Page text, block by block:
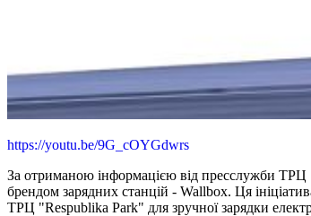
https://youtu.be/9G_cOYGdwrs
За отриманою інформацією від пресслужби ТРЦ
брендом зарядних станцій - Wallbox. Ця
ТРЦ "Respublika Park" для зручної зарядки